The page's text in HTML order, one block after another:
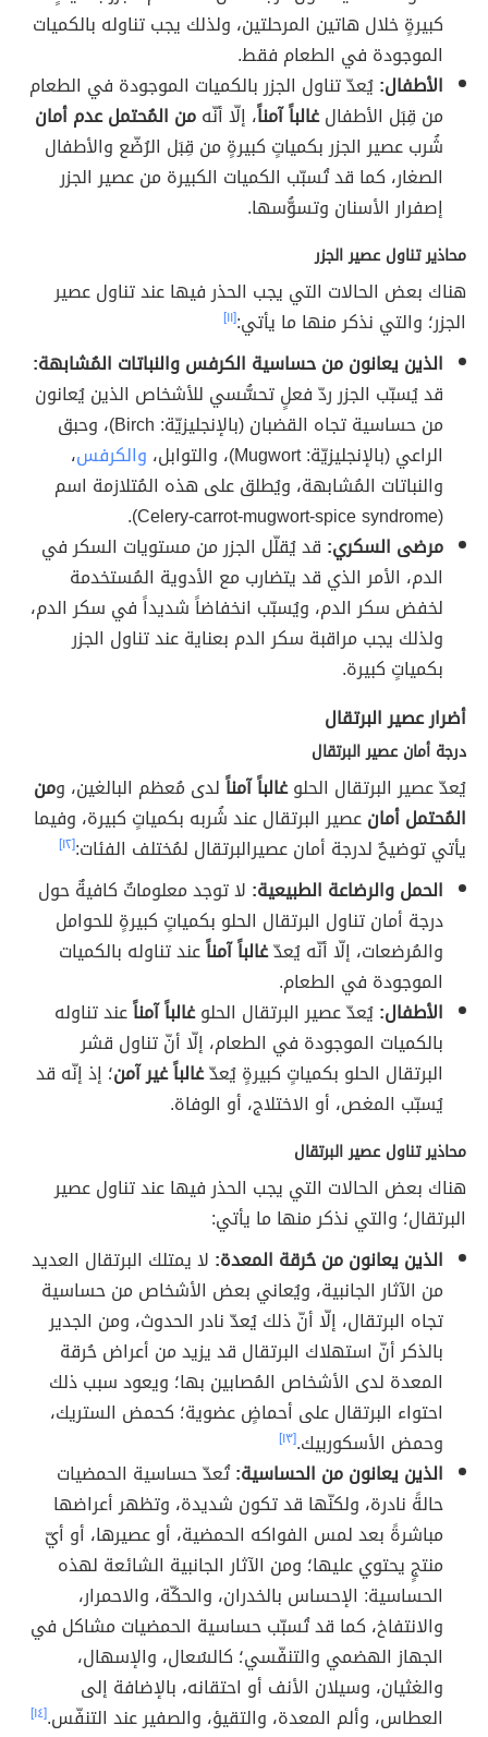
كبيرةٍ خلال هاتين المرحلتين، ولذلك يجب تناوله بالكميات
الموجودة في الطعام فقط.
الأطفال:يُعدّ تناول الجزر بالكميات الموجودة في الطعام
من قِبَل الأطفالغالباً آمناً، إلّا أنّهمن المُحتمل عدم أمان
شُرب عصير الجزر بكمياتٍ كبيرةٍ من قِبَل الرُضّع والأطفال
الصغار، كما قد تُسبّب الكميات الكبيرة من عصير الجزر
إصفرار الأسنان وتسوُّسها.
محاذير تناول عصير الجزر
هناك بعض الحالات التي يجب الحذر فيها عند تناول عصير
الجزر؛ والتي نذكر منها ما يأتي:[١١]
الذين يعانون من حساسية الكرفس والنباتات المُشابهة:
قد يُسبّب الجزر ردّ فعلٍ تحسُّسي للأشخاص الذين يُعانون
من حساسية تجاه القضبان (بالإنجليزيّة: Birch)، وحبق
الراعي (بالإنجليزيّة: Mugwort)، والتوابل،
والكرفس،
والنباتات المُشابهة، ويُطلق على هذه المُتلازمة اسم
(Celery-carrot-mugwort-spice syndrome).
مرضى السكري: قد يُقلّل الجزر من مستويات السكر في
الدم، الأمر الذي قد يتضارب مع الأدوية المُستخدمة
لخفض سكر الدم، ويُسبّب انخفاضاً شديداً في سكر الدم،
ولذلك يجب مراقبة سكر الدم بعناية عند تناول الجزر
بكمياتٍ كبيرة.
أضرار عصير البرتقال
درجة أمان عصير البرتقال
يُعدّ عصير البرتقال الحلوغالباً آمناًلدى مُعظم البالغين، ومن
المُحتمل أمانعصير البرتقال عند شُربه بكمياتٍ كبيرة، وفيما
يأتي توضيحٌ لدرجة أمان عصيرالبرتقال لمُختلف الفئات:[١٢]
الحمل والرضاعة الطبيعية: لا توجد معلوماتٌ كافيةٌ حول
درجة أمان تناول البرتقال الحلو بكمياتٍ كبيرةٍ للحوامل
والمُرضعات، إلّا أنّه يُعدّغالباً آمناًعند تناوله بالكميات
الموجودة في الطعام.
الأطفال:يُعدّ عصير البرتقال الحلوغالباً آمناًعند تناوله
بالكميات الموجودة في الطعام، إلّا أنّ تناول قشر
البرتقال الحلو بكمياتٍ كبيرةٍ يُعدّغالباً غير آمن؛ إذ إنّه قد
يُسبّب المغص، أو الاختلاج، أو الوفاة.
محاذير تناول عصير البرتقال
هناك بعض الحالات التي يجب الحذر فيها عند تناول عصير
البرتقال؛ والتي نذكر منها ما يأتي:
الذين يعانون من حُرقة المعدة: لا يمتلك البرتقال العديد
من الآثار الجانبية، ويُعاني بعض الأشخاص من حساسية
تجاه البرتقال، إلّا أنّ ذلك يُعدّ نادر الحدوث، ومن الجدير
بالذكر أنّ استهلاك البرتقال قد يزيد من أعراض حُرقة
المعدة لدى الأشخاص المُصابين بها؛ ويعود سبب ذلك
احتواء البرتقال على أحماضٍ عضوية؛ كحمض الستريك،
وحمض الأسكوربيك.[١٣]
الذين يعانون من الحساسية:تُعدّ حساسية الحمضيات
حالةً نادرة، ولكنّها قد تكون شديدة، وتظهر أعراضها
مباشرةً بعد لمس الفواكه الحمضية، أو عصيرها، أو أيّ
منتجٍ يحتوي عليها؛ ومن الآثار الجانبية الشائعة لهذه
الحساسية: الإحساس بالخدران، والحكّة، والاحمرار،
والانتفاخ، كما قد تُسبّب حساسية الحمضيات مشاكل في
الجهاز الهضمي والتنفّسي؛ كالسُعال، والإسهال،
والغثيان، وسيلان الأنف أو احتقانه، بالإضافة إلى
العطاس، وألم المعدة، والتقيؤ، والصفير عند التنفّس.[١٤]